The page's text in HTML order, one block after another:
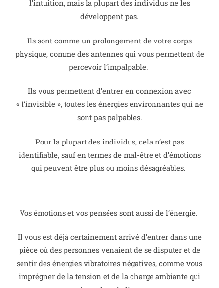
l’intuition, mais la plupart des individus ne les
développent pas.
Ils sont comme un prolongement de votre corps
physique, comme des antennes qui vous permettent de
percevoir l’impalpable.
Ils vous permettent d’entrer en connexion avec
« l’invisible », toutes les énergies environnantes qui ne
sont pas palpables.
Pour la plupart des individus, cela n’est pas
identifiable, sauf en termes de mal-être et d’émotions
qui peuvent être plus ou moins désagréables.
Vos émotions et vos pensées sont aussi de l’énergie.
Il vous est déjà certainement arrivé d’entrer dans une
pièce où des personnes venaient de se disputer et de
sentir des énergies vibratoires négatives, comme vous
imprégner de la tension et de la charge ambiante qui